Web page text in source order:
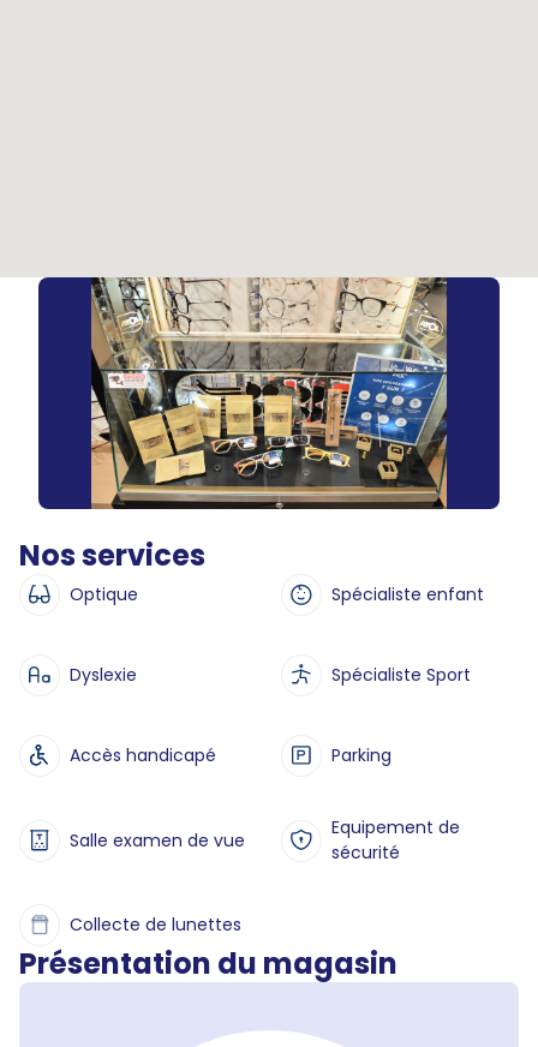
Nos services
Optique Spécialiste enfant
Dyslexie Spécialiste Sport
Accès handicapé Parking
Salle examen de vue
Equipement de
sécurité
Collecte de lunettes
Présentation du magasin